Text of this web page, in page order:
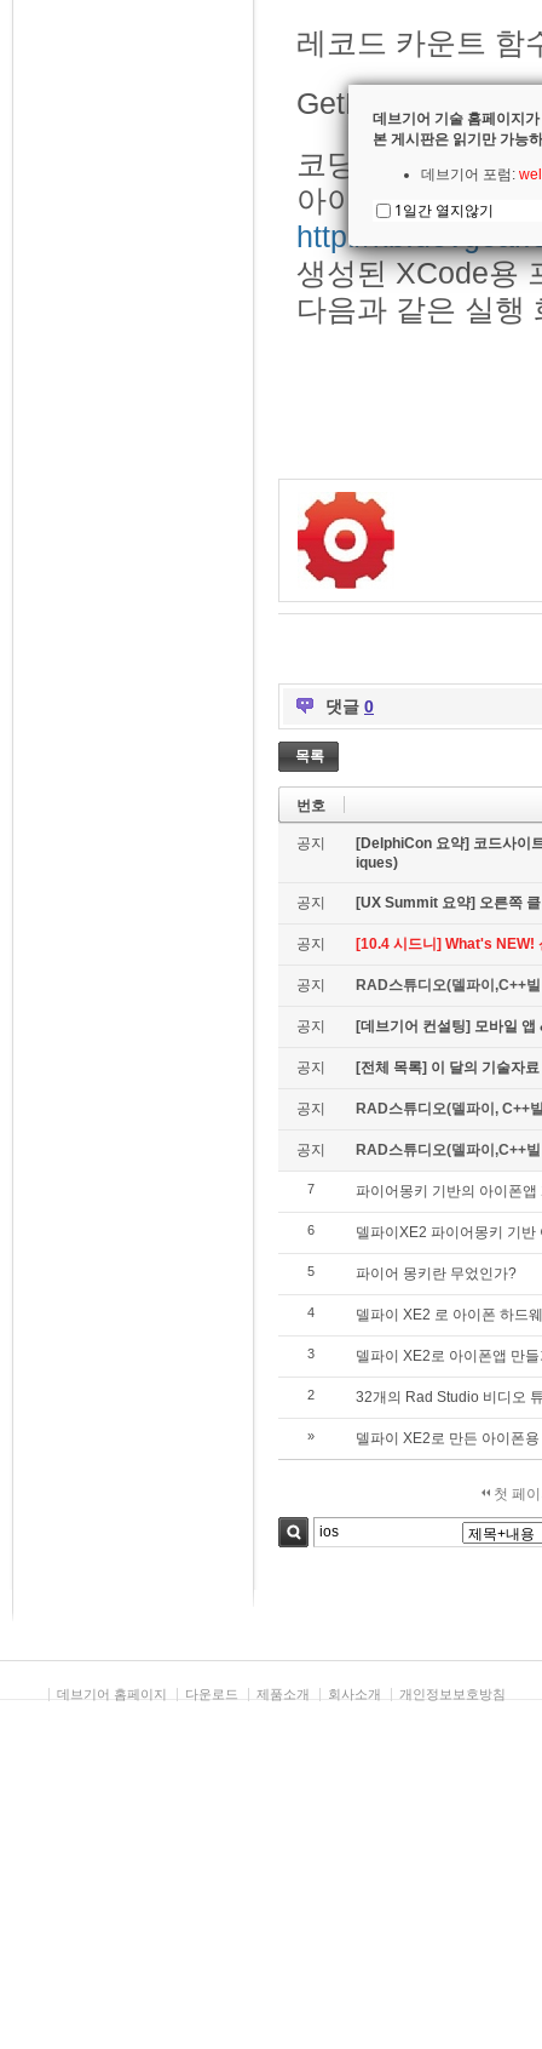
레코드 카운트 함
GetRecord 함수
코딩이 완료되면
아이폰앱 만들기
http://
생성된 XCode용
다음과 같은 실행
댓글 0
목록
번호
공지
[DelphiCon 요약] 코드사이
iques)
공지 [UX Summit 요약] 오른쪽
공지 [10.4 시드니] What's NEW!
공지 RAD스튜디오(델파이,C++
공지 [데브기어 컨설팅] 모바일
공지 [전체 목록] 이 달의 기술자
공지 RAD스튜디오(델파이, C++
공지 RAD스튜디오(델파이,C++
7 파이어몽키 기반의 아이폰
6 델파이XE2 파이어몽키 기
5 파이어 몽키란 무었인가?
4 델파이 XE2 로 아이폰 하드
3 델파이 XE2로 아이폰앱 만
2 32개의 Rad Studio 비디오
» 델파이 XE2로 만든 아이폰
첫 페
데브기어 홈페이지 다운로드 제품소개 회사소개 개인정보보호방침
데브기어 기술 홈페이지
본 게시판은 읽기만 가능
데브기어 포럼:
1일간 열지않기